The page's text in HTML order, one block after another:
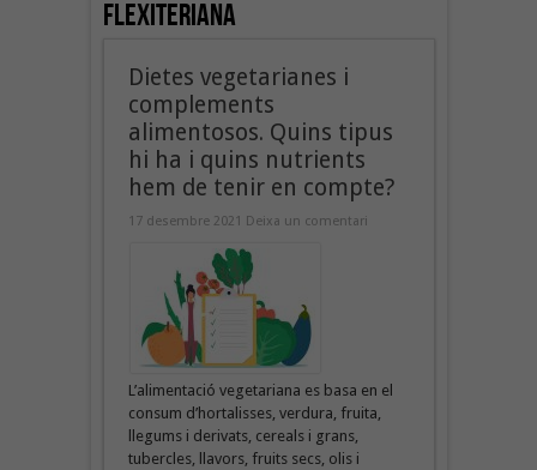
flexiteriana
Dietes vegetarianes i
complements
alimentosos. Quins tipus
hi ha i quins nutrients
hem de tenir en compte?
17 desembre 2021 Deixa un comentari
L’alimentació vegetariana es basa en el
consum d’hortalisses, verdura, fruita,
llegums i derivats, cereals i grans,
tubercles, llavors, fruits secs, olis i